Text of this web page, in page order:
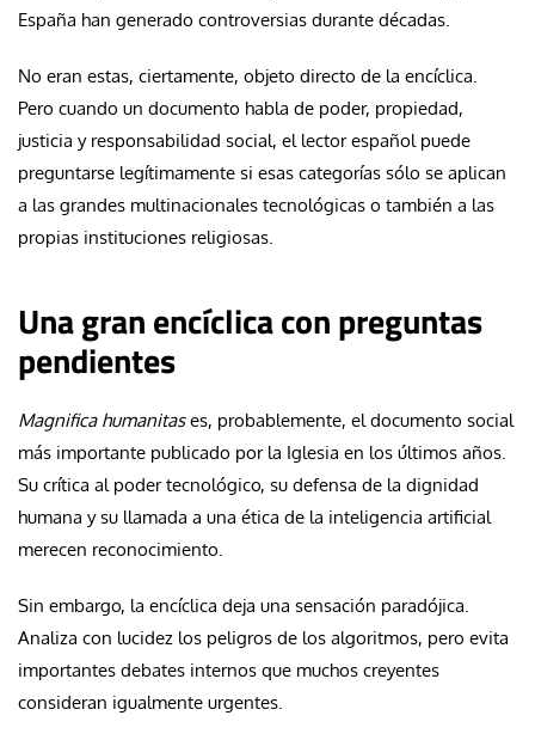
España han generado controversias durante décadas.
No eran estas, ciertamente, objeto directo de la encíclica.
Pero cuando un documento habla de poder, propiedad,
justicia y responsabilidad social, el lector español puede
preguntarse legítimamente si esas categorías sólo se aplican
a las grandes multinacionales tecnológicas o también a las
propias instituciones religiosas.
Una gran encíclica con preguntas
pendientes
Magnifica humanitases, probablemente, el documento social
más importante publicado por la Iglesia en los últimos años.
Su crítica al poder tecnológico, su defensa de la dignidad
humana y su llamada a una ética de la inteligencia artificial
merecen reconocimiento.
Sin embargo, la encíclica deja una sensación paradójica.
Analiza con lucidez los peligros de los algoritmos, pero evita
importantes debates internos que muchos creyentes
consideran igualmente urgentes.